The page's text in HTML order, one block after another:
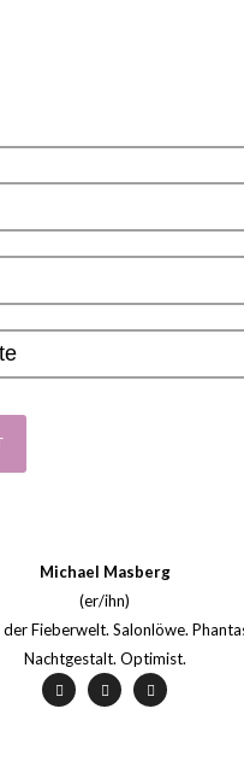
Michael Masberg
(er/ihn)
Fieberwelt. Salonlöwe.
Nachtgestalt. Optimist.